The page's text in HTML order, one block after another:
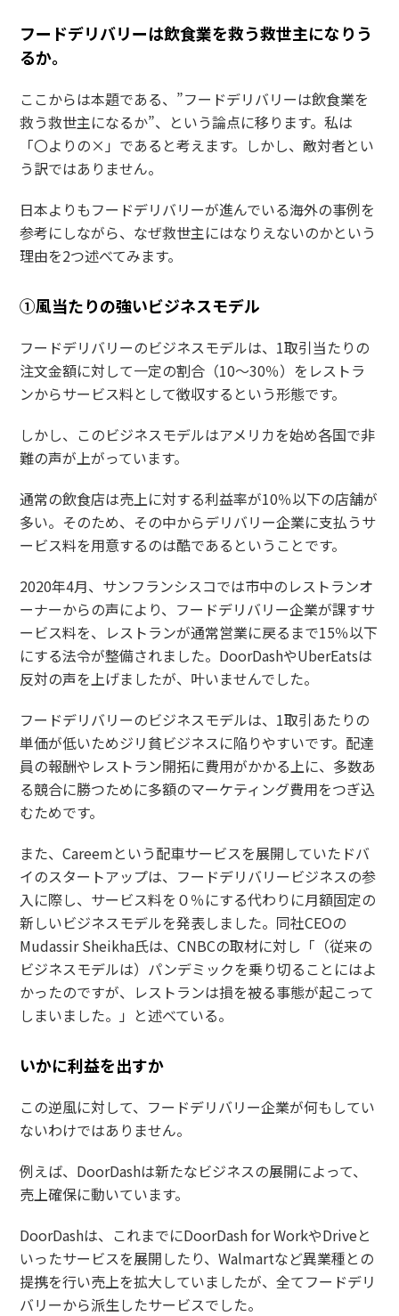
フードデリバリーは飲食業を救う救世主になりう
るか。
ここからは本題である、”フードデリバリーは飲食業を
救う救世主になるか”、という論点に移ります。私は
「〇よりの×」であると考えます。しかし、敵対者とい
う訳ではありません。
日本よりもフードデリバリーが進んでいる海外の事例を
参考にしながら、なぜ救世主にはなりえないのかという
理由を2つ述べてみます。
①風当たりの強いビジネスモデル
フードデリバリーのビジネスモデルは、1取引当たりの
注文金額に対して一定の割合（10～30％）をレストラ
ンからサービス料として徴収するという形態です。
しかし、このビジネスモデルはアメリカを始め各国で非
難の声が上がっています。
通常の飲食店は売上に対する利益率が10％以下の店舗が
多い。そのため、その中からデリバリー企業に支払うサ
ービス料を用意するのは酷であるということです。
2020年4月、サンフランシスコでは市中のレストランオ
ーナーからの声により、フードデリバリー企業が課すサ
ービス料を、レストランが通常営業に戻るまで15％以下
にする法令が整備されました。DoorDashやUberEatsは
反対の声を上げましたが、叶いませんでした。
フードデリバリーのビジネスモデルは、1取引あたりの
単価が低いためジリ貧ビジネスに陥りやすいです。配達
員の報酬やレストラン開拓に費用がかかる上に、多数あ
る競合に勝つために多額のマーケティング費用をつぎ込
むためです。
また、Careemという配車サービスを展開していたドバ
イのスタートアップは、フードデリバリービジネスの参
入に際し、サービス料を０％にする代わりに月額固定の
新しいビジネスモデルを発表しました。同社CEOの
Mudassir Sheikha氏は、CNBCの取材に対し「（従来の
ビジネスモデルは）パンデミックを乗り切ることにはよ
かったのですが、レストランは損を被る事態が起こって
しまいました。」と述べている。
いかに利益を出すか
この逆風に対して、フードデリバリー企業が何もしてい
ないわけではありません。
例えば、DoorDashは新たなビジネスの展開によって、
売上確保に動いています。
DoorDashは、これまでにDoorDash for WorkやDriveと
いったサービスを展開したり、Walmartなど異業種との
提携を行い売上を拡大していましたが、全てフードデリ
バリーから派生したサービスでした。